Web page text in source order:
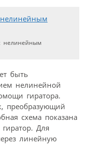
нелинейным
быть
нелинейной
гиратора.
преобразующий
схема показана
Для
линейную